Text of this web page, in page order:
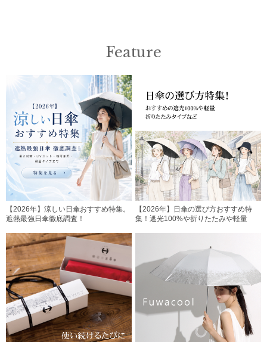
Feature
【2026年】涼しい日傘おすすめ特集。
遮熱最強日傘徹底調査！
【2026年】日傘の選び方おすすめ特
集！遮光100%や折りたたみや軽量